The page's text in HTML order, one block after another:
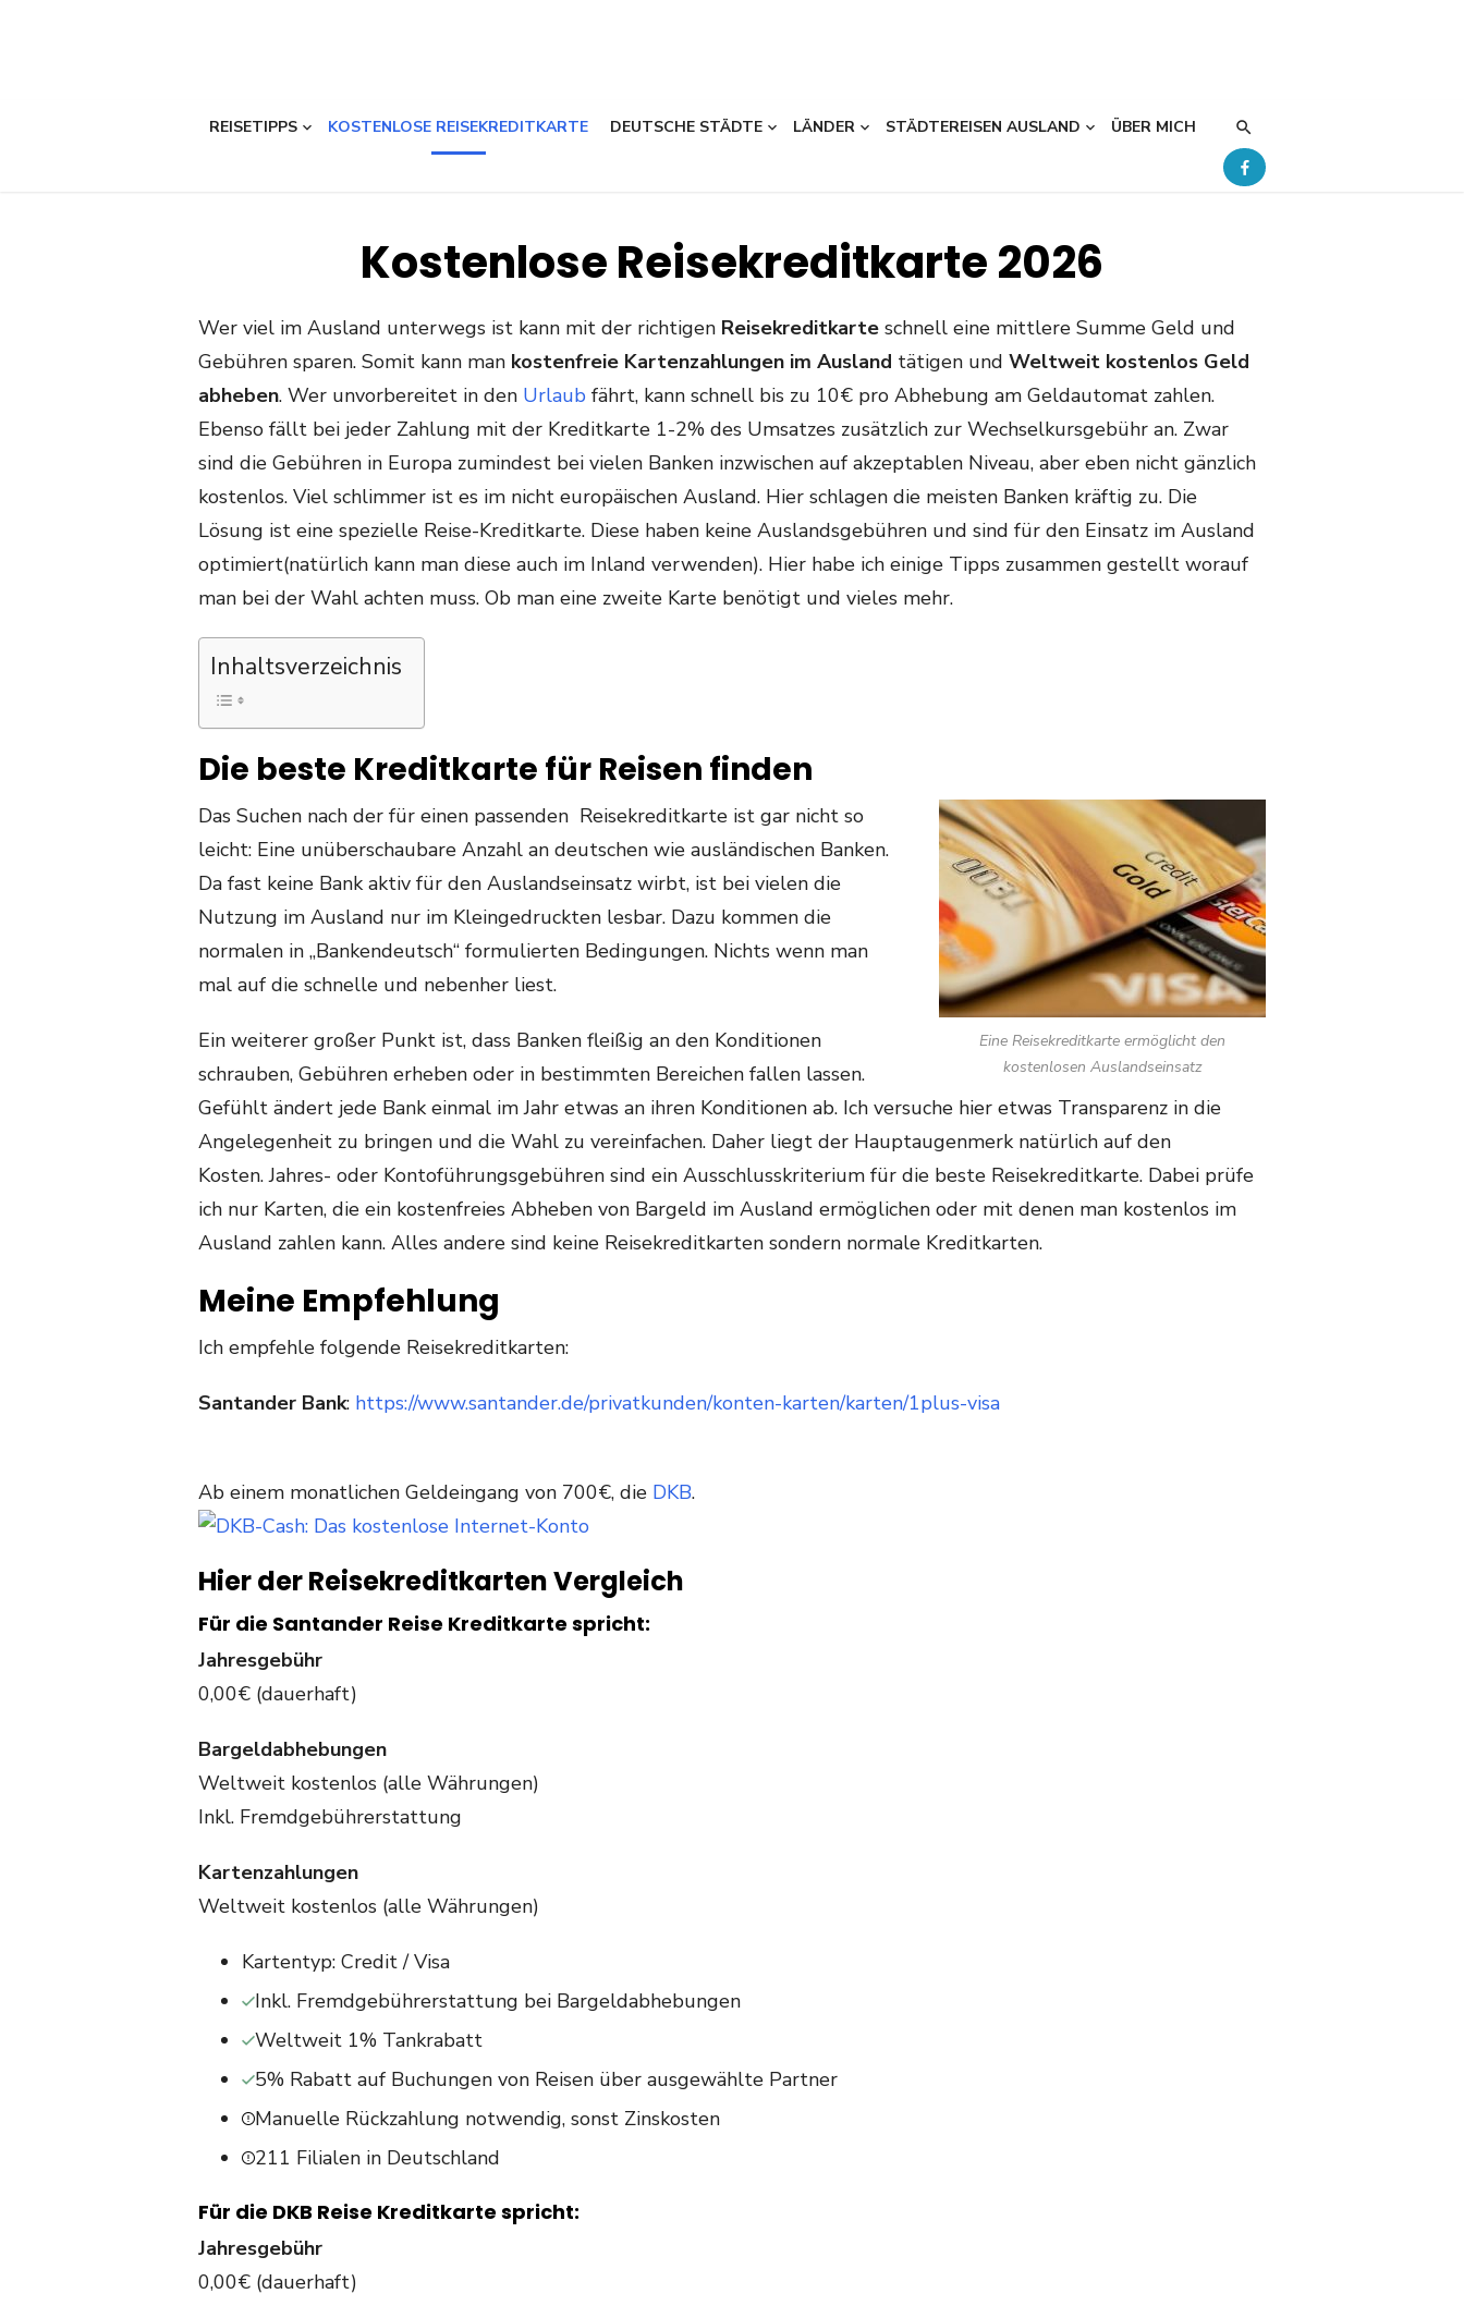
REISETIPPS KOSTENLOSE REISEKREDITKARTE DEUTSCHE STÄDTE LÄNDER STÄDTEREISEN AUSLAND ÜBER MICH
Kostenlose Reisekreditkarte 2026
Wer viel im Ausland unterwegs ist kann mit der richtigen Reisekreditkarte schnell eine mittlere Summe Geld und
Gebühren sparen. Somit kann man kostenfreie Kartenzahlungen im Ausland tätigen und Weltweit kostenlos Geld
abheben. Wer unvorbereitet in den Urlaub fährt, kann schnell bis zu 10€ pro Abhebung am Geldautomat zahlen.
Ebenso fällt bei jeder Zahlung mit der Kreditkarte 1-2% des Umsatzes zusätzlich zur Wechselkursgebühr an. Zwar
sind die Gebühren in Europa zumindest bei vielen Banken inzwischen auf akzeptablen Niveau, aber eben nicht gänzlich
kostenlos. Viel schlimmer ist es im nicht europäischen Ausland. Hier schlagen die meisten Banken kräftig zu. Die
Lösung ist eine spezielle Reise-Kreditkarte. Diese haben keine Auslandsgebühren und sind für den Einsatz im Ausland
optimiert(natürlich kann man diese auch im Inland verwenden). Hier habe ich einige Tipps zusammen gestellt worauf
man bei der Wahl achten muss. Ob man eine zweite Karte benötigt und vieles mehr.
Inhaltsverzeichnis
Die beste Kreditkarte für Reisen finden
Eine Reisekreditkarte ermöglicht den
kostenlosen Auslandseinsatz
Das Suchen nach der für einen passenden Reisekreditkarte ist gar nicht so
leicht: Eine unüberschaubare Anzahl an deutschen wie ausländischen Banken.
Da fast keine Bank aktiv für den Auslandseinsatz wirbt, ist bei vielen die
Nutzung im Ausland nur im Kleingedruckten lesbar. Dazu kommen die
normalen in „Bankendeutsch“ formulierten Bedingungen. Nichts wenn man
mal auf die schnelle und nebenher liest.
Ein weiterer großer Punkt ist, dass Banken fleißig an den Konditionen
schrauben, Gebühren erheben oder in bestimmten Bereichen fallen lassen.
Gefühlt ändert jede Bank einmal im Jahr etwas an ihren Konditionen ab. Ich versuche hier etwas Transparenz in die
Angelegenheit zu bringen und die Wahl zu vereinfachen. Daher liegt der Hauptaugenmerk natürlich auf den
Kosten. Jahres- oder Kontoführungsgebühren sind ein Ausschlusskriterium für die beste Reisekreditkarte. Dabei prüfe
ich nur Karten, die ein kostenfreies Abheben von Bargeld im Ausland ermöglichen oder mit denen man kostenlos im
Ausland zahlen kann. Alles andere sind keine Reisekreditkarten sondern normale Kreditkarten.
Meine Empfehlung
Ich empfehle folgende Reisekreditkarten:
Santander Bank: https://www.santander.de/privatkunden/konten-karten/karten/1plus-visa
Ab einem monatlichen Geldeingang von 700€, die DKB.
Hier der Reisekreditkarten Vergleich
Für die Santander Reise Kreditkarte spricht:
Jahresgebühr
0,00€ (dauerhaft)
Bargeldabhebungen
Weltweit kostenlos (alle Währungen)
Inkl. Fremdgebührerstattung
Kartenzahlungen
Weltweit kostenlos (alle Währungen)
Kartentyp: Credit / Visa
Inkl. Fremdgebührerstattung bei Bargeldabhebungen
Weltweit 1% Tankrabatt
5% Rabatt auf Buchungen von Reisen über ausgewählte Partner
Manuelle Rückzahlung notwendig, sonst Zinskosten
211 Filialen in Deutschland
Für die DKB Reise Kreditkarte spricht:
Jahresgebühr
0,00€ (dauerhaft)